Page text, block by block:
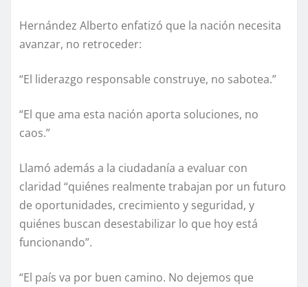
Hernández Alberto enfatizó que la nación necesita
avanzar, no retroceder:
“El liderazgo responsable construye, no sabotea.”
“El que ama esta nación aporta soluciones, no
caos.”
Llamó además a la ciudadanía a evaluar con
claridad “quiénes realmente trabajan por un futuro
de oportunidades, crecimiento y seguridad, y
quiénes buscan desestabilizar lo que hoy está
funcionando”.
“El país va por buen camino. No dejemos que